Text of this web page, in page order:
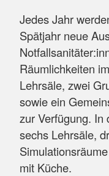
Jedes Jahr
Spätjahr neue
Räumlichkeiten
Lehrsäle, zwei
sowie ein
zur Verfügung. In
sechs Lehrsäle,
mit Küche.